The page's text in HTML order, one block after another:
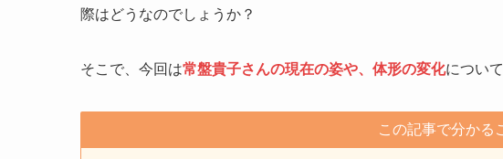
際はどうなのでしょうか？
そこで、今回は常盤貴子さんの現在の姿や、体形の変化につい
この記事で分かる